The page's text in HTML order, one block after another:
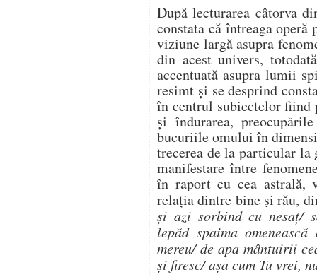
După lecturarea câtorva
constata că întreaga
viziune largă asupra
din acest univers,
accentuată asupra lumii
resimt și se desprind
în centrul subiectelor fiind
și îndurarea,
bucuriile omului în
trecerea de la particular la
manifestare între
în raport cu cea astrală,
relația dintre bine și rău,
și azi sorbind cu nesaț/
lepăd spaima
mereu/ de apa mântuirii
și firesc/ așa cum Tu vrei,